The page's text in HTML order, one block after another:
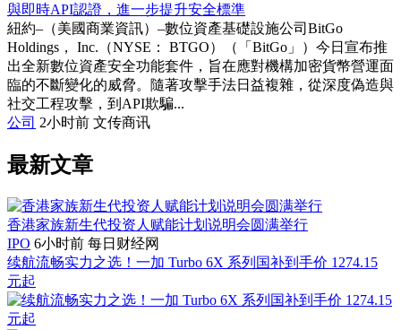
與即時API認證，進一步提升安全標準
紐約–（美國商業資訊）–數位資產基礎設施公司BitGo
Holdings， Inc.（NYSE： BTGO）（「BitGo」）今日宣布推
出全新數位資產安全功能套件，旨在應對機構加密貨幣營運面
臨的不斷變化的威脅。隨著攻擊手法日益複雜，從深度偽造與
社交工程攻擊，到API欺騙...
公司 2小时前 文传商讯
最新文章
香港家族新生代投资人赋能计划说明会圆满举行
IPO 6小时前 每日财经网
续航流畅实力之选！一加 Turbo 6X 系列国补到手价 1274.15
元起